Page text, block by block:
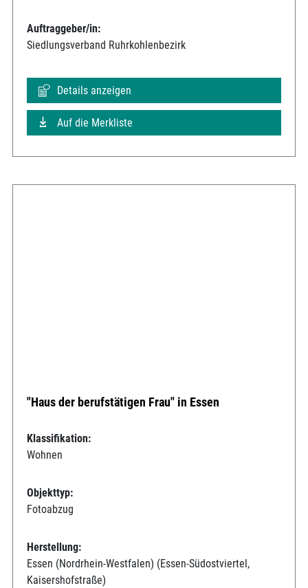
Auftraggeber/in:
Siedlungsverband Ruhrkohlenbezirk
Details anzeigen
Auf die Merkliste
"Haus der berufstätigen Frau" in Essen
Klassifikation:
Wohnen
Objekttyp:
Fotoabzug
Herstellung:
Essen (Nordrhein-Westfalen) (Essen-Südostviertel,
Kaisershofstraße)